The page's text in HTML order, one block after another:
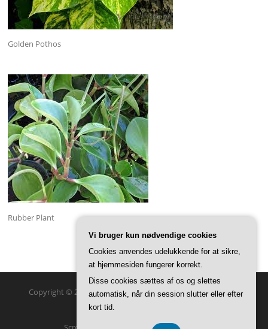
Golden Pothos
Rubber Plant
Copyright © 2026 GreenSteam Haveglæder. Alle rettigheder
forbeholdes.
Vi bruger kun nødvendige cookies
Cookies anvendes udelukkende for at sikre,
at hjemmesiden fungerer korrekt.
Disse cookies sættes af os og slettes
automatisk, når din session slutter eller efter
kort tid.